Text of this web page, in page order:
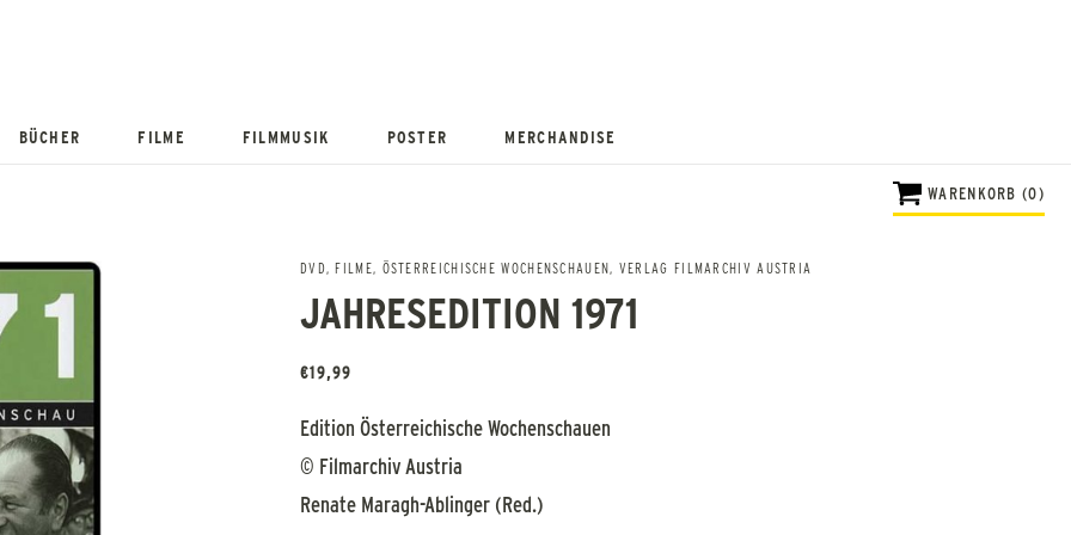
BÜCHER FILME FILMMUSIK POSTER MERCHANDISE
WARENKORB (0)
DVD,FILME, ÖSTERREICHISCHE WOCHENSCHAUEN, VERLAG FILMARCHIV AUSTRIA
JAHRESEDITION 1971
€19,99
Edition Österreichische Wochenschauen
© Filmarchiv Austria
Renate Maragh-Ablinger (Red.)